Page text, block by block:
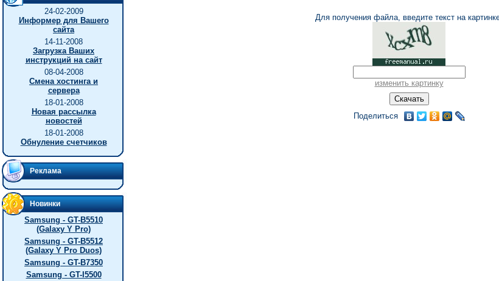
24-02-2009
Информер для Вашего
сайта
14-11-2008
Загрузка Ваших
инструкций на сайт
08-04-2008
Смена хостинга и
сервера
18-01-2008
Новая рассылка
новостей
18-01-2008
Обнуление счетчиков
Реклама
Новинки
Samsung - GT-B5510
(Galaxy Y Pro)
Samsung - GT-B5512
(Galaxy Y Pro Duos)
Samsung - GT-B7350
Samsung - GT-I5500
Для получения файла, введите текст на
изменить картинку
Поделиться